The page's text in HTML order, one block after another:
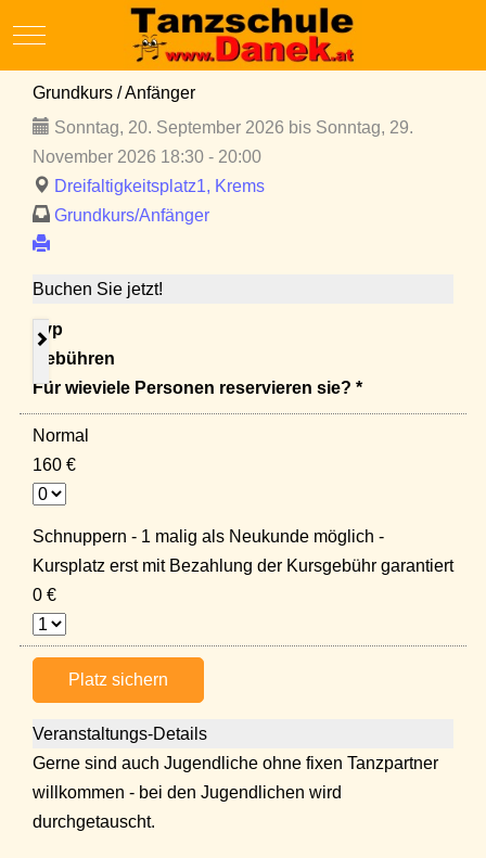
Mobile Menu Toggle
Grundkurs / Anfänger
Sonntag, 20. September 2026 bis Sonntag, 29.
November 2026 18:30 - 20:00
Dreifaltigkeitsplatz1, Krems
Grundkurs/Anfänger
Buchen Sie jetzt!
Typ
Gebühren
Für wieviele Personen reservieren sie? *
Normal
160 €
Schnuppern - 1 malig als Neukunde möglich -
Kursplatz erst mit Bezahlung der Kursgebühr garantiert
0 €
Platz sichern
Veranstaltungs-Details
Gerne sind auch Jugendliche ohne fixen Tanzpartner
willkommen - bei den Jugendlichen wird
durchgetauscht.